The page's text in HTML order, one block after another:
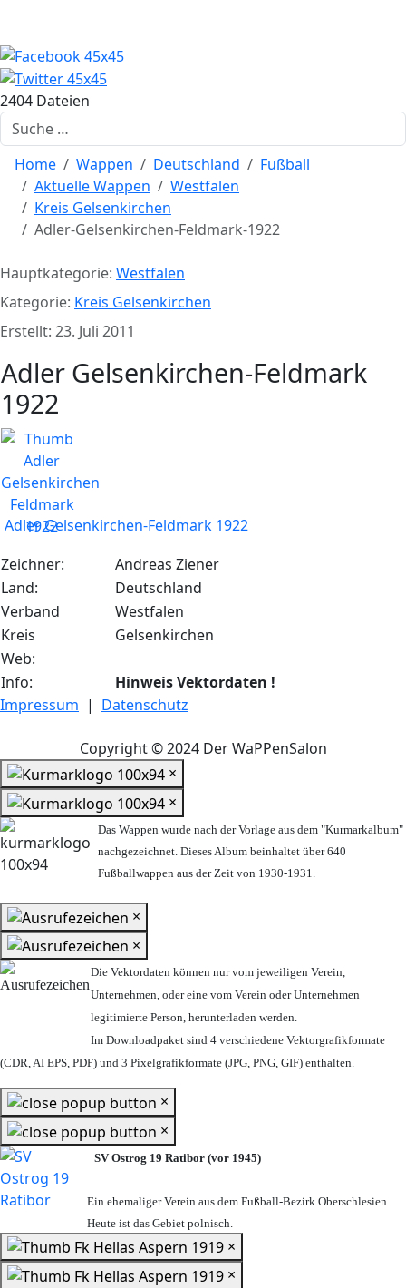
2404 Dateien
Suchen
Home Wappen Deutschland
Fußball
Aktuelle Wappen
Westfalen
Kreis Gelsenkirchen
Adler-Gelsenkirchen-Feldmark-1922
Hauptkategorie: Westfalen
Kategorie: Kreis Gelsenkirchen
Erstellt: 23. Juli 2011
Adler Gelsenkirchen-Feldmark
1922
Adler Gelsenkirchen-Feldmark 1922
Zeichner:
Andreas Ziener
Land:
Deutschland
Verband
Westfalen
Kreis
Gelsenkirchen
Web:
Info:
Hinweis Vektordaten !
Impressum | Datenschutz
Copyright © 2024 Der WaPPenSalon
×
×
Das Wappen wurde nach der Vorlage aus dem "Kurmarkalbum"
nachgezeichnet. Dieses Album beinhaltet über 640
Fußballwappen aus der Zeit von 1930-1931.
×
×
Die Vektordaten können nur vom jeweiligen Verein,
Unternehmen, oder eine vom Verein oder Unternehmen
legitimierte Person, herunterladen werden.
Im Downloadpaket sind 4 verschiedene Vektorgrafikformate
(CDR, AI EPS, PDF) und 3 Pixelgrafikformate (JPG, PNG, GIF) enthalten.
×
×
SV Ostrog 19 Ratibor (vor 1945)
Ein ehemaliger Verein aus dem Fußball-Bezirk Oberschlesien.
Heute ist das Gebiet polnisch.
×
×